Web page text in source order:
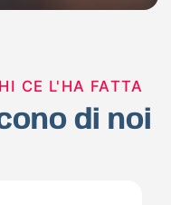
CE L'HA FATTA
di noi